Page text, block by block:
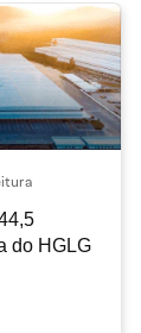
do HGLG